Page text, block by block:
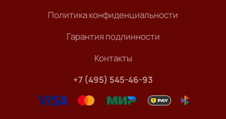
Политика конфиденциальности
Гарантия подлинности
Контакты
+7 (495) 545-46-93